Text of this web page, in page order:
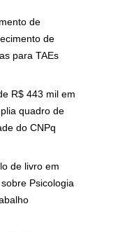
de
de
para TAEs
R$ 443 mil em
quadro de
do CNPq
de livro em
Psicologia